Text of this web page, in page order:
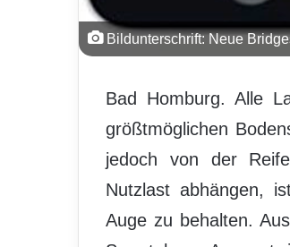
Bildunterschrift: Neue
Bad Homburg. Alle
größtmöglichen
jedoch von der
Nutzlast abhängen,
Auge zu behalten.